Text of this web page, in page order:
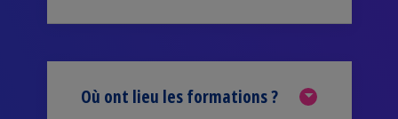
Où ont lieu les formations ?